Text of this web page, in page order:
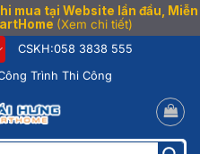
mua tại Website lần đầu, Miễn
(Xem chi tiết)
CSKH:058 3838 555
Trình Thi Công